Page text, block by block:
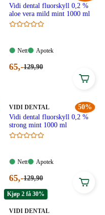
Vidi dental fluorskyll 0,2 %
aloe vera mild mint 1000 ml
Nett:
Nett
Apotek:
Apotek
Nåværende
65,-Førpris:
129,90
50%
MERKE:
VIDI DENTAL
Vidi dental fluorskyll 0,2 %
strong mint 1000 ml
Nett:
Nett
Apotek:
Apotek
Nåværende
pris:
65,00
kroner.
65,-Førpris:
kroner.
129,90
Kjøp 2 få 30%
MERKE:
VIDI DENTAL